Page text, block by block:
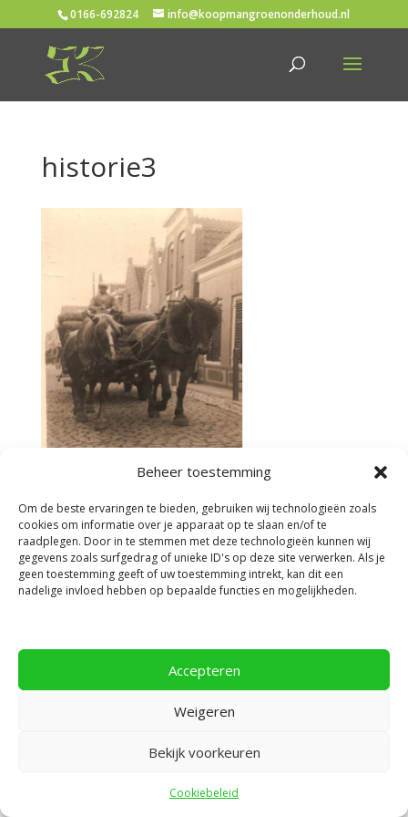
Beheer toestemming
Om de beste ervaringen te bieden, gebruiken wij technologieën zoals
cookies om informatie over je apparaat op te slaan en/of te
raadplegen. Door in te stemmen met deze technologieën kunnen wij
gegevens zoals surfgedrag of unieke ID's op deze site verwerken. Als je
geen toestemming geeft of uw toestemming intrekt, kan dit een
nadelige invloed hebben op bepaalde functies en mogelijkheden.
Accepteren
Weigeren
Bekijk voorkeuren
Cookiebeleid
0166-692824 info@koopmangroenonderhoud.nl
historie3
Facebook
Privacyverklaring
Ontworpen doorElegant Themes